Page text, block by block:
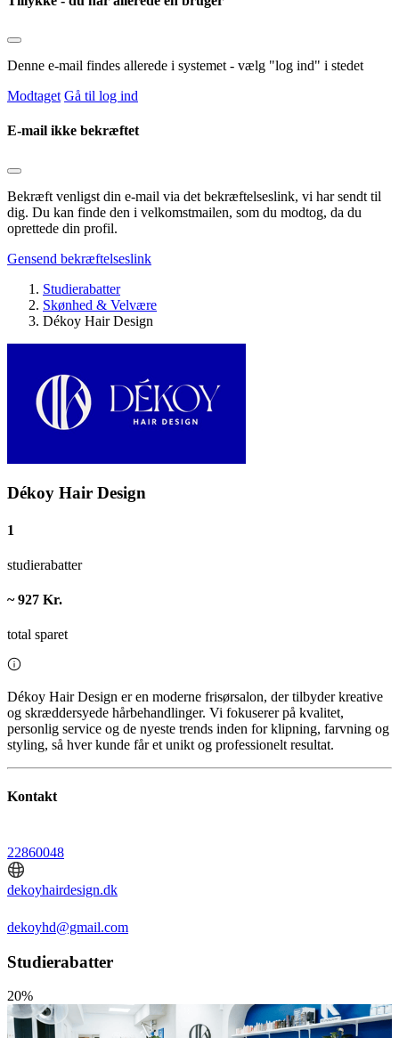
Denne e-mail findes allerede i systemet - vælg "log ind" i stedet
Modtaget Gå til log ind
E-mail ikke bekræftet
Bekræft venligst din e-mail via det bekræftelseslink, vi har sendt til
dig. Du kan finde den i velkomstmailen, som du modtog, da du
oprettede din profil.
Gensend bekræftelseslink
Studierabatter
Skønhed & Velvære
Dékoy Hair Design
Dékoy Hair Design
1
studierabatter
~ 927 Kr.
total sparet
Dékoy Hair Design er en moderne frisørsalon, der tilbyder kreative
og skræddersyede hårbehandlinger. Vi fokuserer på kvalitet,
personlig service og de nyeste trends inden for klipning, farvning og
styling, så hver kunde får et unikt og professionelt resultat.
Kontakt
22860048
dekoyhairdesign.dk
dekoyhd@gmail.com
Studierabatter
20%